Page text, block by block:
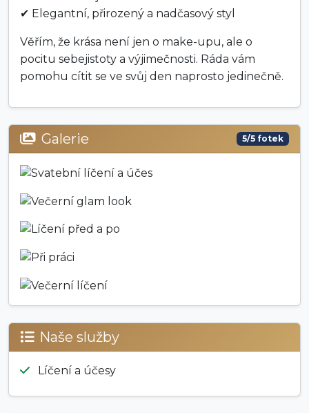
✔ Elegantní, přirozený a nadčasový styl
Věřím, že krása není jen o make-upu, ale o
pocitu sebejistoty a výjimečnosti. Ráda vám
pomohu cítit se ve svůj den naprosto jedinečně.
Galerie 5/5 fotek
Naše služby
Líčení a účesy